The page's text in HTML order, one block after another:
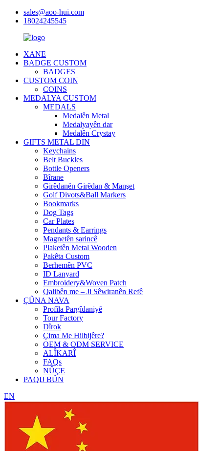
sales@aoo-hui.com
18024245545
XANE
BADGE CUSTOM
BADGES
CUSTOM COIN
COINS
MEDALYA CUSTOM
MEDALS
Medalên Metal
Medalyayên dar
Medalên Crystay
GIFTS METAL DIN
Keychains
Belt Buckles
Bottle Openers
Bîrane
Girêdanên Girêdan & Manşet
Golf Divots&Ball Markers
Bookmarks
Dog Tags
Car Plates
Pendants & Earrings
Magnetên sarincê
Plaketên Metal Wooden
Pakêta Custom
Berhemên PVC
ID Lanyard
Embroidery&Woven Patch
Qalibên me – Ji Sêwiranên Refê
ÇÛNA NAVA
Profîla Pargîdaniyê
Tour Factory
Dîrok
Çima Me Hilbijêre?
OEM & ODM SERVICE
ALÎKARÎ
FAQs
NÛÇE
PAQIJ BÛN
EN